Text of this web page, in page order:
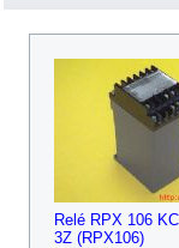
Relé RPX 106
3Z (RPX106)